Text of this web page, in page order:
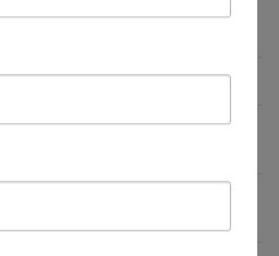
를 바꾸는 선택일 수
07/08/26
역사 구합니다. 07/08/26
needed for Korean
07/06/26